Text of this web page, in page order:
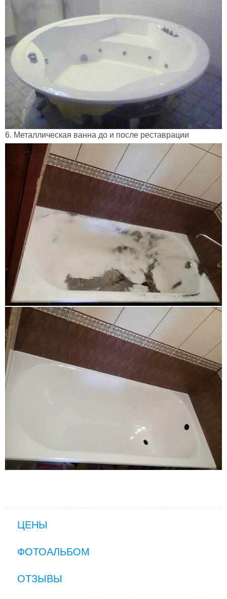
6. Металлическая ванна до и после реставрации
ЦЕНЫ
ФОТОАЛЬБОМ
ОТЗЫВЫ